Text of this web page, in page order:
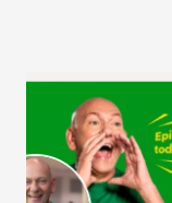
confraternizações
Salário para um
país tem a menor
Ainda segundo a